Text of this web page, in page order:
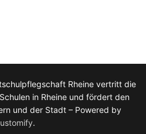
Rheine vertritt die
in Rheine und fördert den
und der Stadt – Powered by
.